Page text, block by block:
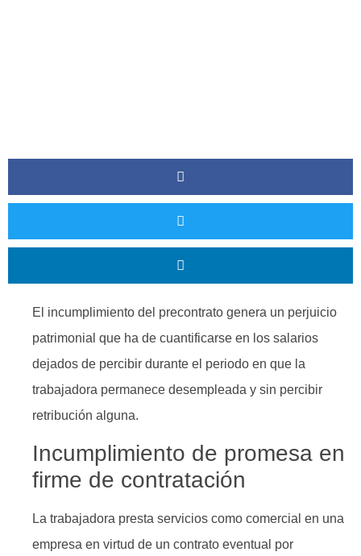
El incumplimiento del precontrato genera un perjuicio
patrimonial que ha de cuantificarse en los salarios
dejados de percibir durante el periodo en que la
trabajadora permanece desempleada y sin percibir
retribución alguna.
Incumplimiento de promesa en
firme de contratación
La trabajadora presta servicios como comercial en una
empresa en virtud de un contrato eventual por